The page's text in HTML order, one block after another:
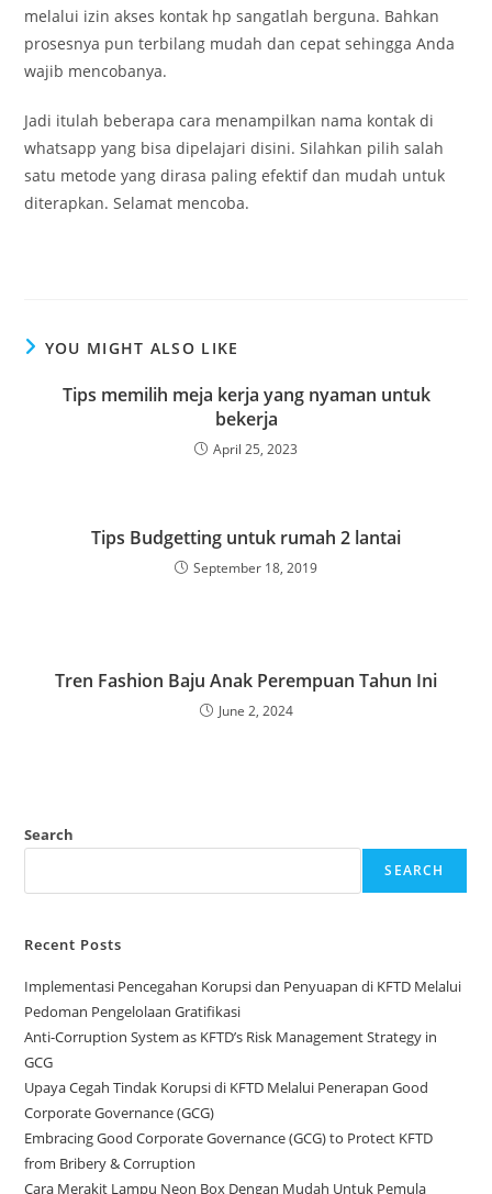
melalui izin akses kontak hp sangatlah berguna. Bahkan
prosesnya pun terbilang mudah dan cepat sehingga Anda
wajib mencobanya.
Jadi itulah beberapa cara menampilkan nama kontak di
whatsapp yang bisa dipelajari disini. Silahkan pilih salah
satu metode yang dirasa paling efektif dan mudah untuk
diterapkan. Selamat mencoba.
YOU MIGHT ALSO LIKE
Tips memilih meja kerja yang nyaman untuk
bekerja
April 25, 2023
Tips Budgetting untuk rumah 2 lantai
September 18, 2019
Tren Fashion Baju Anak Perempuan Tahun Ini
June 2, 2024
Search
SEARCH
Recent Posts
Implementasi Pencegahan Korupsi dan Penyuapan di KFTD Melalui
Pedoman Pengelolaan Gratifikasi
Anti-Corruption System as KFTD’s Risk Management Strategy in
GCG
Upaya Cegah Tindak Korupsi di KFTD Melalui Penerapan Good
Corporate Governance (GCG)
Embracing Good Corporate Governance (GCG) to Protect KFTD
from Bribery & Corruption
Cara Merakit Lampu Neon Box Dengan Mudah Untuk Pemula